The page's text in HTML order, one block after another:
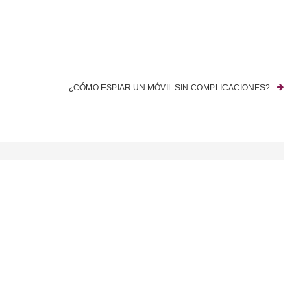
¿CÓMO ESPIAR UN MÓVIL SIN COMPLICACIONES?